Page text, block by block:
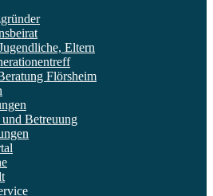
Eltern
Flörsheim
Betreuung